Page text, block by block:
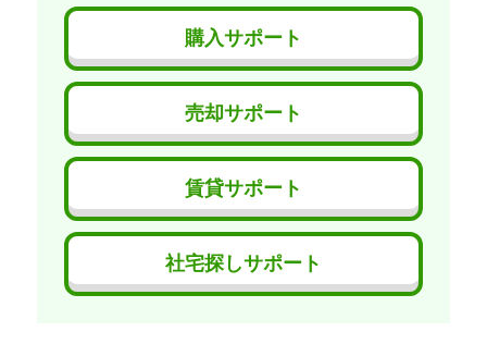
購入サポート
売却サポート
賃貸サポート
社宅探しサポート